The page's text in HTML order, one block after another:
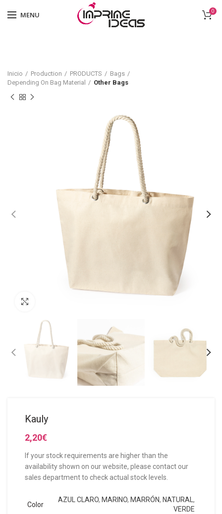
MENU 0
Inicio Production PRODUCTS
Bags
Depending On Bag Material
Other Bags
Kauly
2,20€
If your stock requirements are higher than the
availability shown on our website, please contact our
sales department to check actual stock levels.
Color
AZUL CLARO, MARINO, MARRÓN, NATURAL,
VERDE